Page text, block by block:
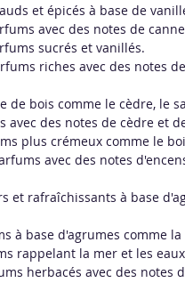
et épicés à base de
avec des notes de
sucrés et vanillés.
riches avec des notes
de bois comme le cèdre, le
avec des notes de cèdre et
plus crémeux comme le
avec des notes
et rafraîchissants à base
à base d'agrumes comme
rappelant la mer et les
herbacés avec des notes